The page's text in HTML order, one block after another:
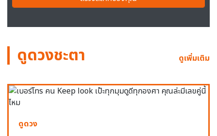
ดูดวงชะตา ดูเพิ่มเติม
ดูดวง